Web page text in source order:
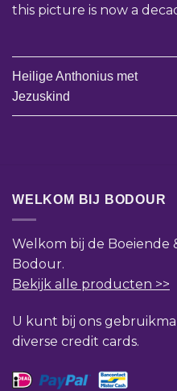
this picture is now a
Heilige Anthonius met
Jezuskind
WELKOM BIJ BODOUR
Welkom bij de Boeiende
Bodour.
Bekijk alle producten >>
U kunt bij ons
diverse credit cards.